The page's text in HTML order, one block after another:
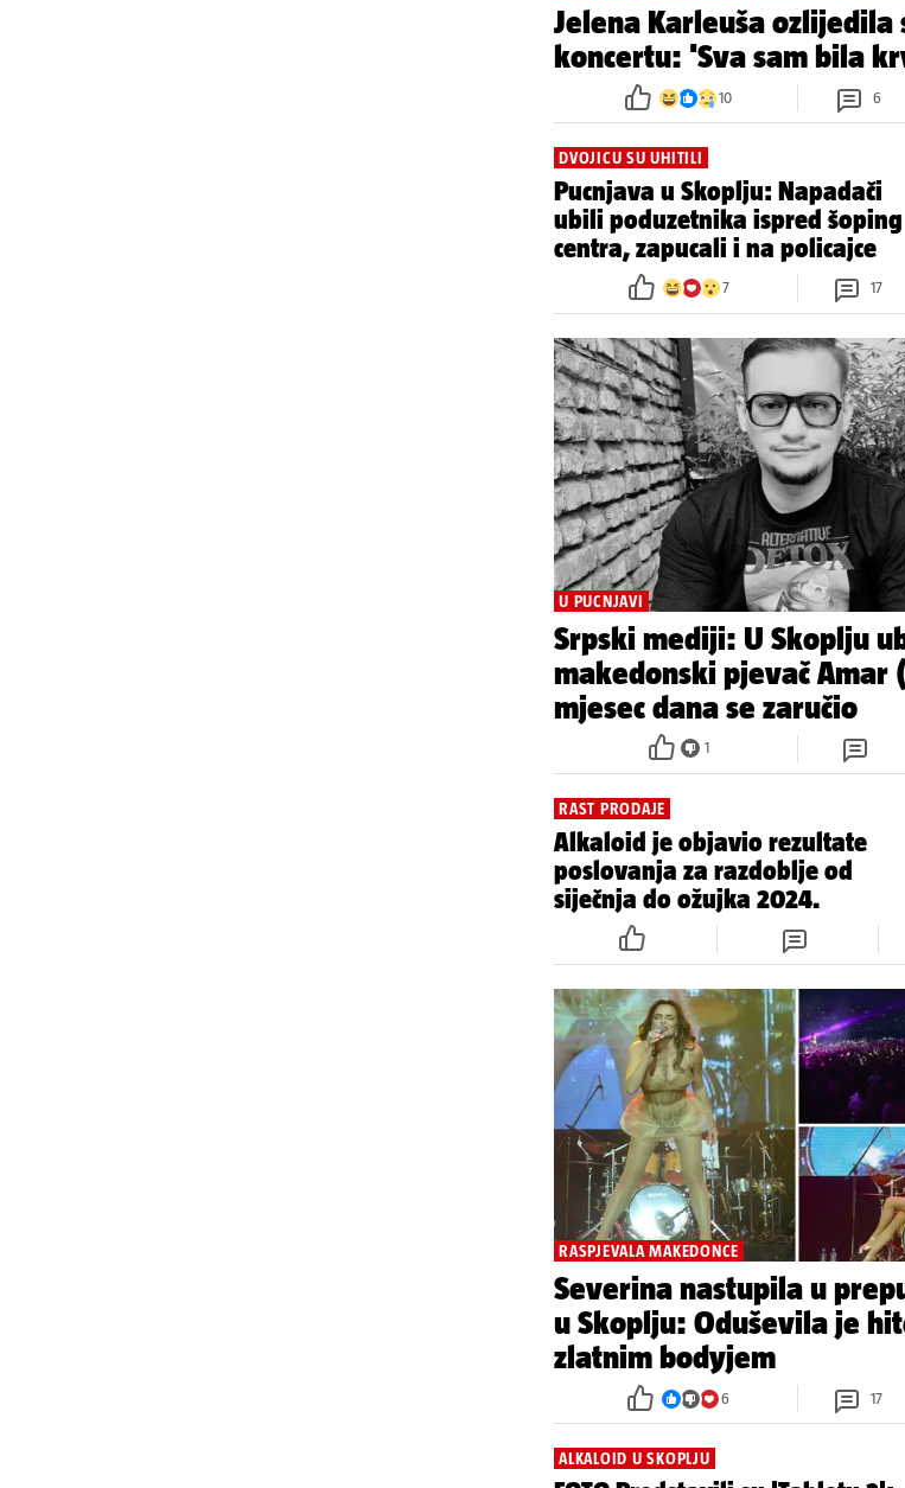
Jelena Karleuša ozlijedila
koncertu: 'Sva sam bila
10 6
DVOJICU SU UHITILI
Pucnjava u Skoplju: Napadači
ubili poduzetnika ispred šoping
centra, zapucali i na policajce
7 17
U PUCNJAVI
Srpski mediji: U Skoplju
makedonski pjevač Amar
mjesec dana se zaručio
1
RAST PRODAJE
Alkaloid je objavio rezultate
poslovanja za razdoblje od
siječnja do ožujka 2024.
RASPJEVALA MAKEDONCE
Severina nastupila u
u Skoplju: Oduševila je
zlatnim bodyjem
6 17
ALKALOID U SKOPLJU